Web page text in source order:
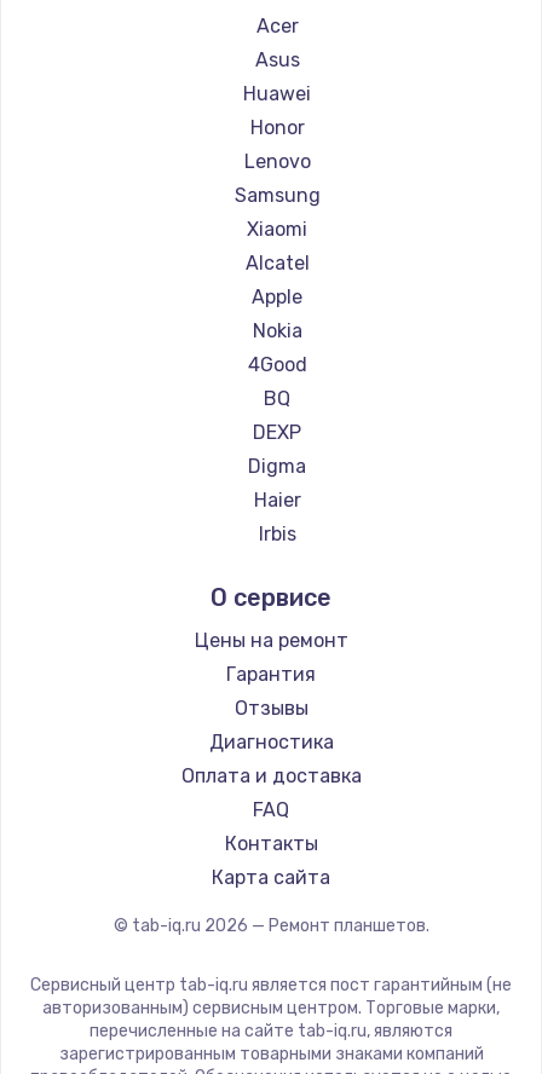
Ремонт планшетов BlackView
Ремонт планшетов Amazon
Ремонт планшетов Aquarius
Ремонт планшетов Philips
Ремонт планшетов Dell
Ремонт планшетов HP
Ремонт планшетов Getac
Ремонт планшетов ZTE
Ремонт планшетов Google
Ремонт планшетов Navitel
Ремонт планшетов Teclast
Ремонт планшетов CHUWI
Acer
Asus
Huawei
Honor
Lenovo
Samsung
Xiaomi
Alcatel
Apple
Nokia
4Good
BQ
DEXP
Digma
Haier
Irbis
Microsoft
BlackView
Amazon
Aquarius
Philips
Dell
HP
Getac
ZTE
CHUWI
О сервисе
Цены на ремонт
Гарантия
Отзывы
Диагностика
Оплата и доставка
FAQ
Контакты
Карта сайта
© tab-iq.ru 2026 — Ремонт планшетов.
Сервисный центр tab-iq.ru является пост гарантийным (не
авторизованным) сервисным центром. Торговые марки,
перечисленные на сайте tab-iq.ru, являются
зарегистрированным товарными знаками компаний